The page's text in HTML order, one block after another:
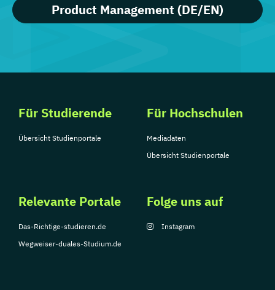
Product Management (DE/EN)
Für Studierende
Übersicht Studienportale
Für Hochschulen
Mediadaten
Übersicht Studienportale
Relevante Portale
Das-Richtige-studieren.de
Wegweiser-duales-Studium.de
Folge uns auf
Instagram